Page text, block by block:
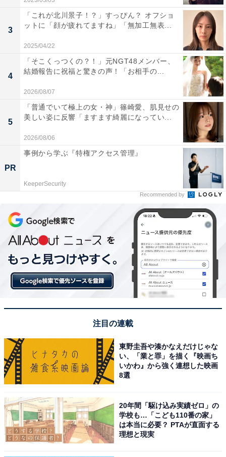
3
「これが北川景子！？」すっぴん？ オフショ
ットに「顔が疲れてますね」「無加工無表...
2025/04/22
4
「そこくっつくの？！」元NGT48メンバー、
結婚報告に祝福と驚きの声！「お相手の...
2026/08/07
5
「普通でいて極上の女・神」篠崎愛、肌見せの
美しい姿に反響「ますます綺麗になってい...
2026/08/06
PR
事例から学ぶ『特権アクセス管理』
KeeperSecurity
Recommended by
注目の連載
東野圭吾や湊かなえだけじゃな
い、「業と罪」を描く『映画ち
いかわ』から強く連想した映画
8選
20年間「駆け込み実績ゼロ」の
学校も…「こども110番の家」
は本当に必要？ PTAが直面する
理想と現実